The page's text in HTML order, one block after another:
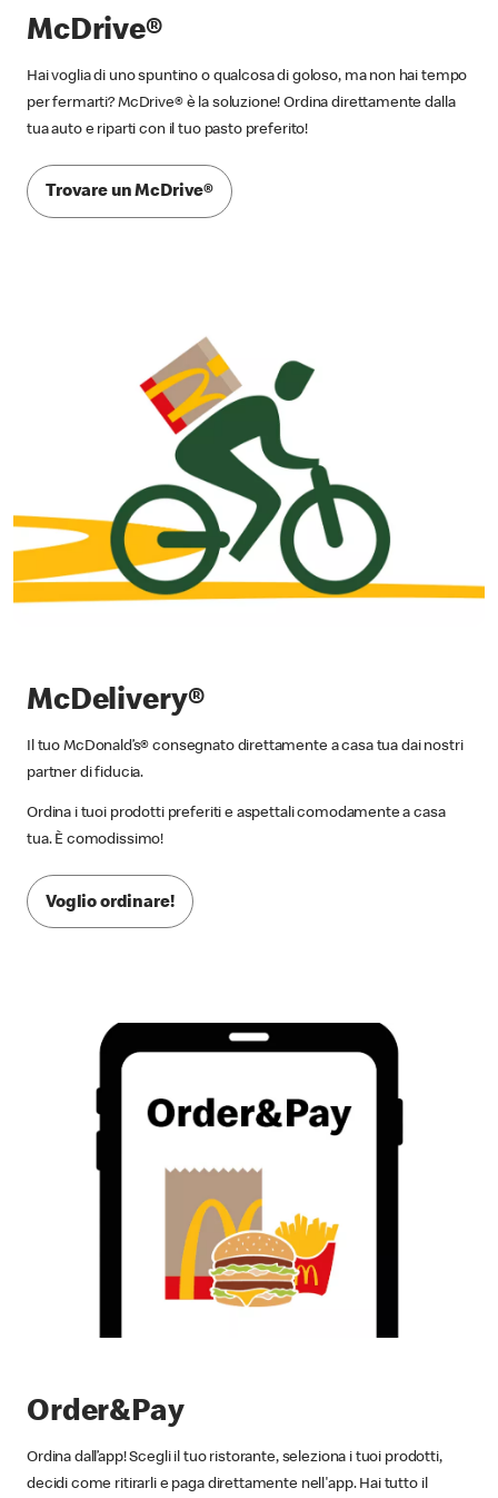
McDrive®
Hai voglia di uno spuntino o qualcosa di goloso, ma non hai tempo
per fermarti? McDrive® è la soluzione! Ordina direttamente dalla
tua auto e riparti con il tuo pasto preferito!
Trovare un McDrive®
McDelivery®
Il tuo McDonald’s® consegnato direttamente a casa tua dai nostri
partner di fiducia.
Ordina i tuoi prodotti preferiti e aspettali comodamente a casa
tua. È comodissimo!
Voglio ordinare!
Order&Pay
Ordina dall’app! Scegli il tuo ristorante, seleziona i tuoi prodotti,
decidi come ritirarli e paga direttamente nell'app. Hai tutto il